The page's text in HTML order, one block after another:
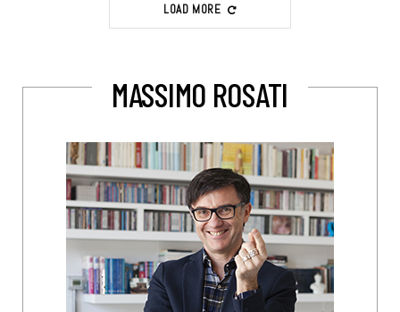
LOAD MORE
MASSIMO ROSATI